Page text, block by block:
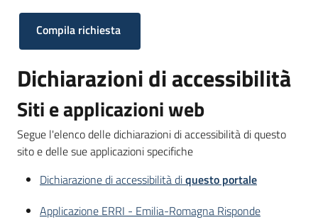
Campagne
di
Seguici
su
Compila richiesta
Dichiarazioni di accessibilità
Siti e applicazioni web
Segue l'elenco delle dichiarazioni di accessibilità di questo
sito e delle sue applicazioni specifiche
Dichiarazione di accessibilità diquesto portale
Applicazione ERRI - Emilia-Romagna Risponde